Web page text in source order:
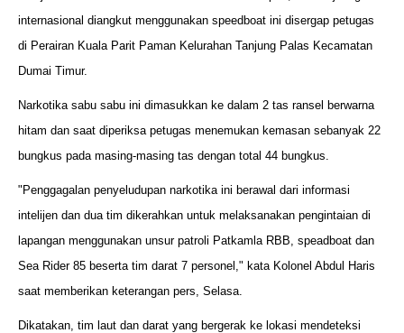
internasional diangkut menggunakan speedboat ini disergap petugas
di Perairan Kuala Parit Paman Kelurahan Tanjung Palas Kecamatan
Dumai Timur.
Narkotika sabu sabu ini dimasukkan ke dalam 2 tas ransel berwarna
hitam dan saat diperiksa petugas menemukan kemasan sebanyak 22
bungkus pada masing-masing tas dengan total 44 bungkus.
"Penggagalan penyeludupan narkotika ini berawal dari informasi
intelijen dan dua tim dikerahkan untuk melaksanakan pengintaian di
lapangan menggunakan unsur patroli Patkamla RBB, speadboat dan
Sea Rider 85 beserta tim darat 7 personel," kata Kolonel Abdul Haris
saat memberikan keterangan pers, Selasa.
Dikatakan, tim laut dan darat yang bergerak ke lokasi mendeteksi